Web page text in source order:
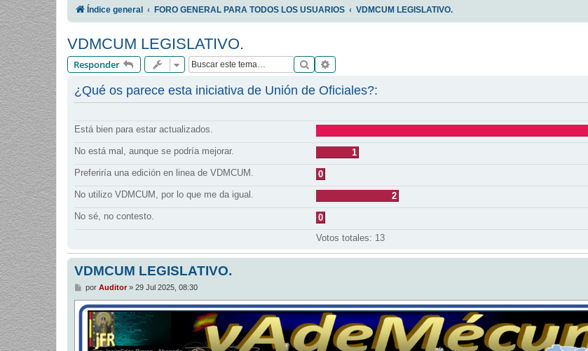
Índice general FORO GENERAL PARA TODOS LOS USUARIOS VDMCUM LEGISLATIVO.
VDMCUM LEGISLATIVO.
Responder Buscar
¿Qué os parece esta iniciativa de Unión de Oficiales?:
Está bien para estar actualizados.
No está mal, aunque se podría mejorar. 1
Preferiría una edición en linea de VDMCUM. 0
No utilizo VDMCUM, por lo que me da igual. 2
No sé, no contesto. 0
Votos totales: 13
VDMCUM LEGISLATIVO.
M
n
s
por Auditor» 29 Jul 2025, 08:30